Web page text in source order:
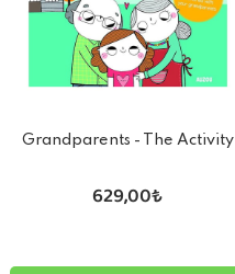
Grandparents - The Activity
629,00₺